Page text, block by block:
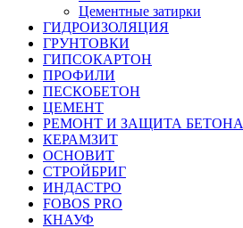
Цементные затирки
ГИДРОИЗОЛЯЦИЯ
ГРУНТОВКИ
ГИПСОКАРТОН
ПРОФИЛИ
ПЕСКОБЕТОН
ЦЕМЕНТ
РЕМОНТ И ЗАЩИТА БЕТОНА
КЕРАМЗИТ
ОСНОВИТ
СТРОЙБРИГ
ИНДАСТРО
FOBOS PRO
КНАУФ